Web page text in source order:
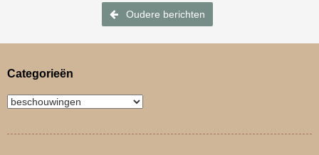
Bericht navigatie
Oudere berichten
Categorieën